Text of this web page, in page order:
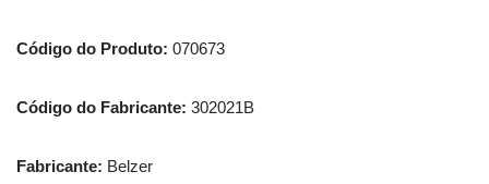
Código do Produto: 070673
Código do Fabricante: 302021B
Fabricante: Belzer